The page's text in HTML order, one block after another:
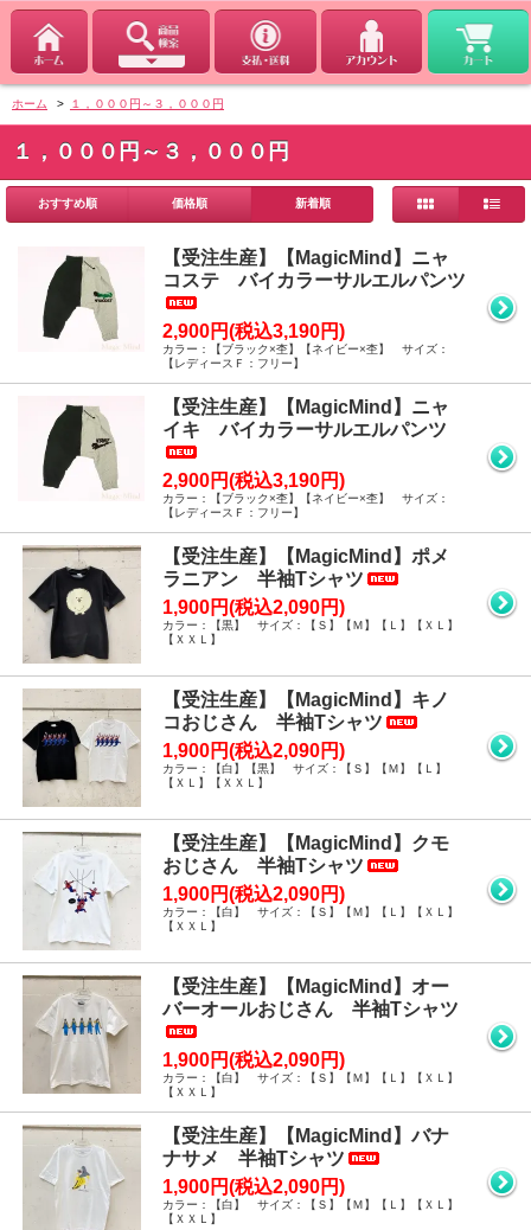
ホーム > １，０００円～３，０００円
１，０００円～３，０００円
おすすめ順 価格順 新着順
【受注生産】【MagicMind】ニャ
コステ バイカラーサルエルパンツ
2,900円(税込3,190円)
カラー：【ブラック×杢】【ネイビー×杢】 サイズ：
【レディースＦ：フリー】
【受注生産】【MagicMind】ニャ
イキ バイカラーサルエルパンツ
2,900円(税込3,190円)
カラー：【ブラック×杢】【ネイビー×杢】 サイズ：
【レディースＦ：フリー】
【受注生産】【MagicMind】ポメ
ラニアン 半袖Tシャツ
1,900円(税込2,090円)
カラー：【黒】 サイズ：【Ｓ】【Ｍ】【Ｌ】【ＸＬ】
【ＸＸＬ】
【受注生産】【MagicMind】キノ
コおじさん 半袖Tシャツ
1,900円(税込2,090円)
カラー：【白】【黒】 サイズ：【Ｓ】【Ｍ】【Ｌ】
【ＸＬ】【ＸＸＬ】
【受注生産】【MagicMind】クモ
おじさん 半袖Tシャツ
1,900円(税込2,090円)
カラー：【白】 サイズ：【Ｓ】【Ｍ】【Ｌ】【ＸＬ】
【ＸＸＬ】
【受注生産】【MagicMind】オー
バーオールおじさん 半袖Tシャツ
1,900円(税込2,090円)
カラー：【白】 サイズ：【Ｓ】【Ｍ】【Ｌ】【ＸＬ】
【ＸＸＬ】
【受注生産】【MagicMind】バナ
ナサメ 半袖Tシャツ
1,900円(税込2,090円)
カラー：【白】 サイズ：【Ｓ】【Ｍ】【Ｌ】【ＸＬ】
【ＸＸＬ】